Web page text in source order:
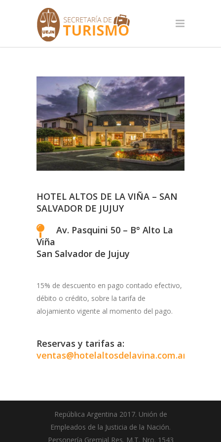
HOTEL ALTOS DE LA VIÑA – SAN
SALVADOR DE JUJUY
Av. Pasquini 50 – B° Alto La
Viña
San Salvador de Jujuy
15% de descuento en pago contado efectivo,
débito o crédito, sobre la tarifa de
alojamiento vigente al momento del pago.
Reservas y tarifas a:
ventas@hotelaltosdelavina.com.ar
República Argentina 2017. Unión de
Empleados de la Justicia de la Nación.
Personería Gremial Res. M.T. Nro. 1543